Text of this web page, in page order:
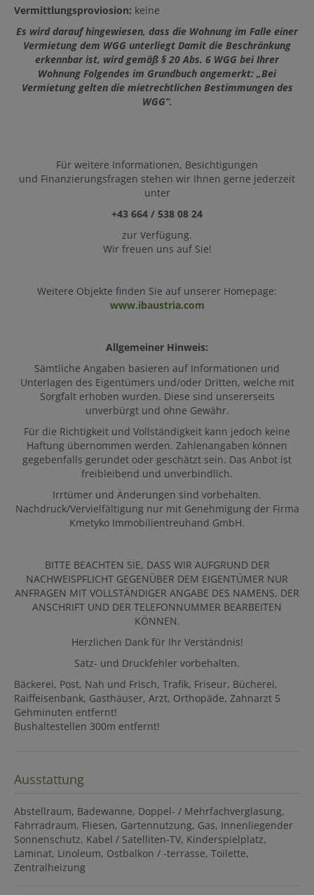
Vermittlungsproviosion: keine
Es wird darauf hingewiesen, dass die Wohnung im Falle einer
Vermietung dem WGG unterliegt Damit die Beschränkung
erkennbar ist, wird gemäß § 20 Abs. 6 WGG bei Ihrer
Wohnung Folgendes im Grundbuch angemerkt: „Bei
Vermietung gelten die mietrechtlichen Bestimmungen des
WGG“.
Für weitere Informationen, Besichtigungen
und Finanzierungsfragen stehen wir Ihnen gerne jederzeit
unter
+43 664 / 538 08 24
zur Verfügung.
Wir freuen uns auf Sie!
Weitere Objekte finden Sie auf unserer Homepage:
www.ibaustria.com
Allgemeiner Hinweis:
Sämtliche Angaben basieren auf Informationen und
Unterlagen des Eigentümers und/oder Dritten, welche mit
Sorgfalt erhoben wurden. Diese sind unsererseits
unverbürgt und ohne Gewähr.
Für die Richtigkeit und Vollständigkeit kann jedoch keine
Haftung übernommen werden. Zahlenangaben können
gegebenfalls gerundet oder geschätzt sein. Das Anbot ist
freibleibend und unverbindlich.
Irrtümer und Änderungen sind vorbehalten.
Nachdruck/Vervielfältigung nur mit Genehmigung der Firma
Kmetyko Immobilientreuhand GmbH.
BITTE BEACHTEN SIE, DASS WIR AUFGRUND DER
NACHWEISPFLICHT GEGENÜBER DEM EIGENTÜMER NUR
ANFRAGEN MIT VOLLSTÄNDIGER ANGABE DES NAMENS, DER
ANSCHRIFT UND DER TELEFONNUMMER BEARBEITEN
KÖNNEN.
Herzlichen Dank für Ihr Verständnis!
Satz- und Druckfehler vorbehalten.
Bäckerei, Post, Nah und Frisch, Trafik, Friseur, Bücherei,
Raiffeisenbank, Gasthäuser, Arzt, Orthopäde, Zahnarzt 5
Gehminuten entfernt!
Bushaltestellen 300m entfernt!
Ausstattung
Abstellraum Badewanne Doppel- / Mehrfachverglasung
Fahrradraum Fliesen Gartennutzung Gas Innenliegender
Sonnenschutz Kabel / Satelliten-TV Kinderspielplatz
Laminat Linoleum Ostbalkon / -terrasse Toilette
Zentralheizung